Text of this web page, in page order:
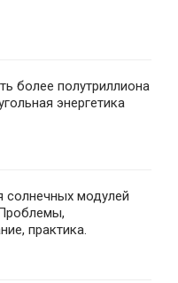
более полутриллиона
энергетика
солнечных модулей
практика.